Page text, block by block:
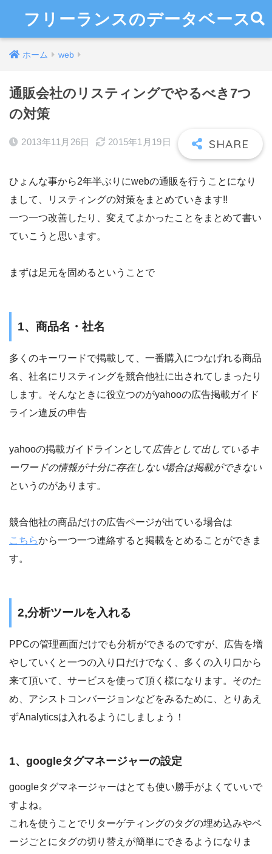
フリーランスのデータベース
ホーム web
通販会社のリスティングでやるべき7つ
の対策
2013年11月26日 2015年1月19日
ひょんな事から2年半ぶりにwebの通販を行うことになり
まして、リスティングの対策をまとめていきます!!
一つ一つ改善したり、変えてよかったことをまとめて書い
ていこうと思います。
まずは足元を固めるということで
1、商品名・社名
多くのキーワードで掲載して、一番購入につなげれる商品
名、社名にリスティングを競合他社に出されてしまったり
します。そんなときに役立つのがyahooの広告掲載ガイド
ライン違反の申告
yahooの掲載ガイドラインとして 広告として出しているキ
ーワードの情報が十分に存在しない場合は掲載ができない
というのがあります。
競合他社の商品だけの広告ページが出ている場合は
こちらから一つ一つ連絡すると掲載をとめることができま
す。
2,分析ツールを入れる
PPCの管理画面だけでも分析ができるのですが、広告を増
やしていくと一つの入り口だけでなく、多くの入り口から
来て頂いて、サービスを使って頂く様になります。そのた
め、アシストコンバージョンなどをみるために、とりあえ
ずAnalyticsは入れるようにしましょう！
1、googleタグマネージャーの設定
googleタグマネージャーはとても使い勝手がよくていいで
すよね。
これを使うことでリターゲティングのタグの埋め込みやペ
ージごとにタグの切り替えが簡単にできるようになりま